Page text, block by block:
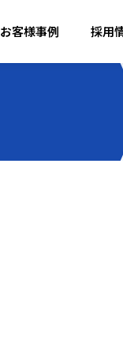
お客様事例 採用